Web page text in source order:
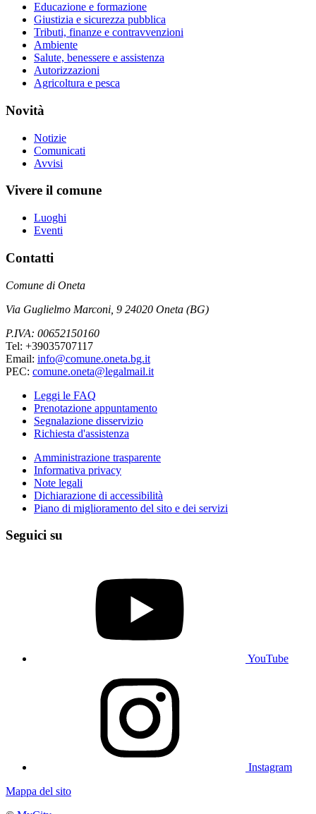
Educazione e formazione
Giustizia e sicurezza pubblica
Tributi, finanze e contravvenzioni
Ambiente
Salute, benessere e assistenza
Autorizzazioni
Agricoltura e pesca
Novità
Notizie
Comunicati
Avvisi
Vivere il comune
Luoghi
Eventi
Contatti
Comune di Oneta
Via Guglielmo Marconi, 9 24020 Oneta (BG)
P.IVA: 00652150160
Tel: +39035707117
Email: info@comune.oneta.bg.it
PEC: comune.oneta@legalmail.it
Leggi le FAQ
Prenotazione appuntamento
Segnalazione disservizio
Richiesta d'assistenza
Amministrazione trasparente
Informativa privacy
Note legali
Dichiarazione di accessibilità
Piano di miglioramento del sito e dei servizi
Seguici su
YouTube
Instagram
Mappa del sito